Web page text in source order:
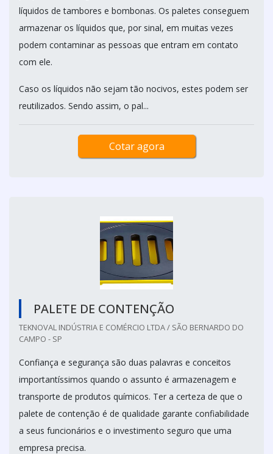
líquidos de tambores e bombonas. Os paletes conseguem
armazenar os líquidos que, por sinal, em muitas vezes
podem contaminar as pessoas que entram em contato
com ele.
Caso os líquidos não sejam tão nocivos, estes podem ser
reutilizados. Sendo assim, o pal...
Cotar agora
PALETE DE CONTENÇÃO
TEKNOVAL INDÚSTRIA E COMÉRCIO LTDA / SÃO BERNARDO DO
CAMPO - SP
Confiança e segurança são duas palavras e conceitos
importantíssimos quando o assunto é armazenagem e
transporte de produtos químicos. Ter a certeza de que o
palete de contenção é de qualidade garante confiabilidade
a seus funcionários e o investimento seguro que uma
empresa precisa.